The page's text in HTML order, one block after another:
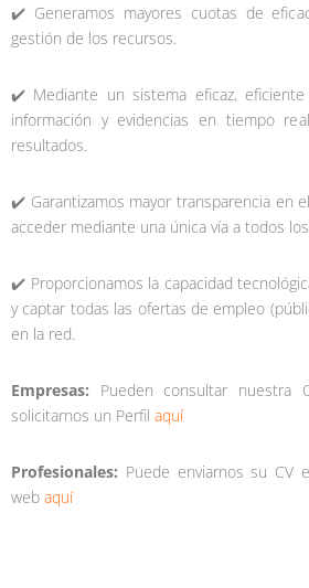
✔️ Generamos mayores cuotas de
gestión de los recursos.
✔️ Mediante un sistema eficaz, eficiente
información y evidencias en tiempo
resultados.
✔️ Garantizamos mayor transparencia en
acceder mediante una única vía a todos los
✔️ Proporcionamos la capacidad
y captar todas las ofertas de empleo
en la red.
Empresas: Pueden consultar nuestra
solicitarnos un Perfil aquí
Profesionales: Puede enviarnos su CV
web aquí